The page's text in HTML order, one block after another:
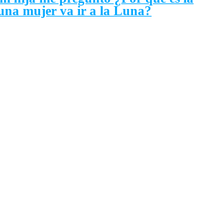
mujer va ir a la Luna?